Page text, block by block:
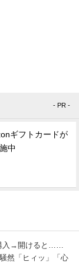
- PR -
ギフトカードが
中
購入→開けると……
然「ヒィッ」「心